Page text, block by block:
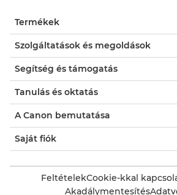
Termékek
Szolgáltatások és megoldások
Segítség és támogatás
Tanulás és oktatás
A Canon bemutatása
Saját fiók
FeltételekCookie-kkal
Akadálymentesítés